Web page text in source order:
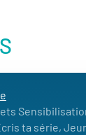
ta série,